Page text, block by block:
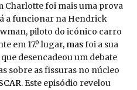
Charlotte foi mais uma prova
a funcionar na Hendrick
piloto do icónico carro
em 17.º lugar, masfoi a sua
desencadeou um debate
sobre as fissuras no núcleo
. Este episódio revelou